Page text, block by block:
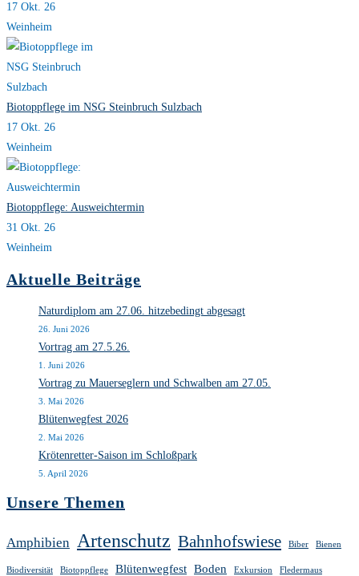
17 Okt. 26
Weinheim
Biotoppflege im NSG Steinbruch Sulzbach
17 Okt. 26
Weinheim
Biotoppflege: Ausweichtermin
31 Okt. 26
Weinheim
Aktuelle Beiträge
Naturdiplom am 27.06. hitzebedingt abgesagt
26. Juni 2026
Vortrag am 27.5.26.
1. Juni 2026
Vortrag zu Mauerseglern und Schwalben am 27.05.
3. Mai 2026
Blütenwegfest 2026
2. Mai 2026
Krötenretter-Saison im Schloßpark
5. April 2026
Unsere Themen
Amphibien Artenschutz Bahnhofswiese Biber Bienen
Biodiversität Biotoppflege Blütenwegfest Boden Exkursion Fledermaus